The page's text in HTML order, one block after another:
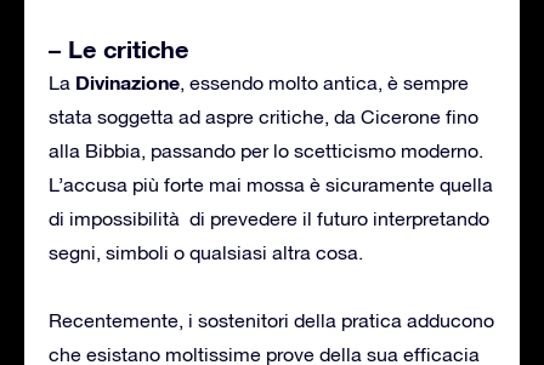
– Le critiche
La Divinazione, essendo molto antica, è sempre
stata soggetta ad aspre critiche, da Cicerone fino
alla Bibbia, passando per lo scetticismo moderno.
L’accusa più forte mai mossa è sicuramente quella
di impossibilità di prevedere il futuro interpretando
segni, simboli o qualsiasi altra cosa.
Recentemente, i sostenitori della pratica adducono
che esistano moltissime prove della sua efficacia